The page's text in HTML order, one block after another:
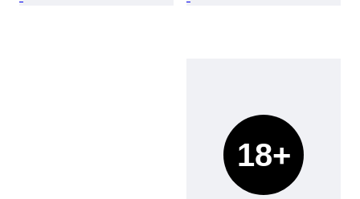
18+